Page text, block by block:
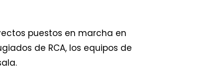
puestos en marcha en
de RCA, los equipos de